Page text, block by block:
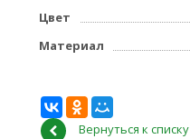
Цвет
Материал
Вернуться к списку